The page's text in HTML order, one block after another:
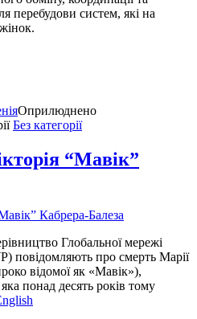
перебудови систем, які на
Оприлюднено
Без категорії
“Мавік”
Глобальної мережі
повідомляють про смерть Марії
відомої як «Мавік»),
понад десять років тому